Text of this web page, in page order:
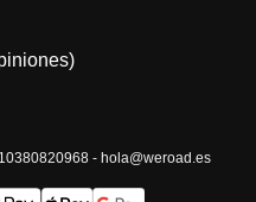
- hola@weroad.es